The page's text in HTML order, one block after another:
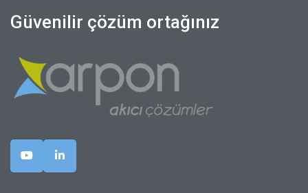
Güvenilir çözüm ortağınız